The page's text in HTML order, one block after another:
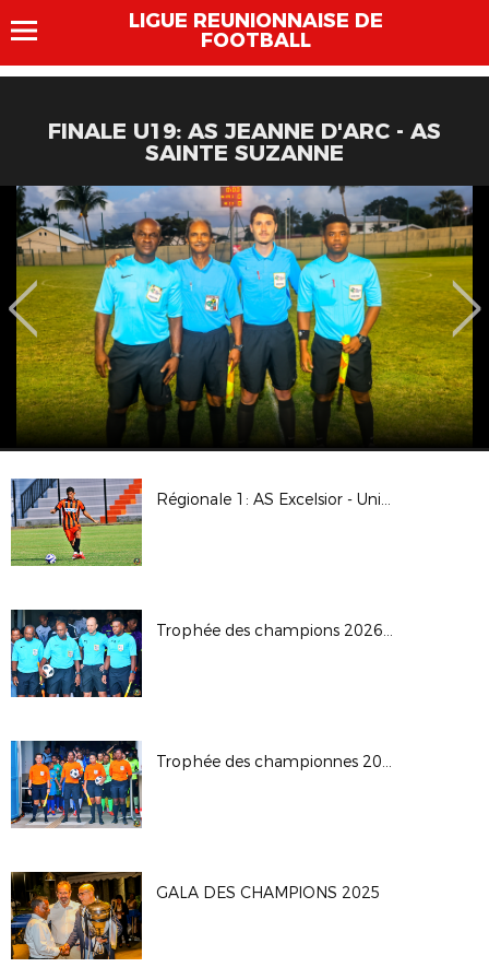
LIGUE REUNIONNAISE DE
FOOTBALL
FINALE U19: AS JEANNE D'ARC - AS
SAINTE SUZANNE
Régionale 1: AS Excelsior - Union Sporting Bénédictine
Trophée des champions 2026: JS Saint Pierroise - AS Jeanne D'Arc
Trophée des championnes 2026
GALA DES CHAMPIONS 2025